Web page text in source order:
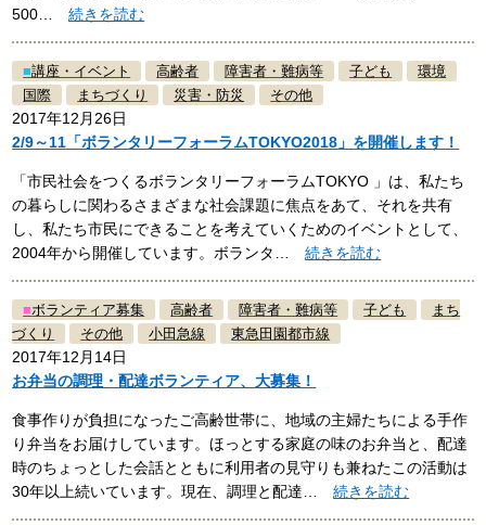
500…続きを読む
■講座・イベント 高齢者 障害者・難病等 子ども
環境
国際
まちづくり 災害・防災 その他
2017年12月26日
2/9～11「ボランタリーフォーラムTOKYO2018」を開催します！
「市民社会をつくるボランタリーフォーラムTOKYO 」は、私たち
の暮らしに関わるさまざまな社会課題に焦点をあて、それを共有
し、私たち市民にできることを考えていくためのイベントとして、
2004年から開催しています。ボランタ…続きを読む
■ボランティア募集 高齢者 障害者・難病等 子ども
まち
づくり
その他 小田急線 東急田園都市線
2017年12月14日
お弁当の調理・配達ボランティア、大募集！
食事作りが負担になったご高齢世帯に、地域の主婦たちによる手作
り弁当をお届けしています。ほっとする家庭の味のお弁当と、配達
時のちょっとした会話とともに利用者の見守りも兼ねたこの活動は
30年以上続いています。現在、調理と配達…続きを読む